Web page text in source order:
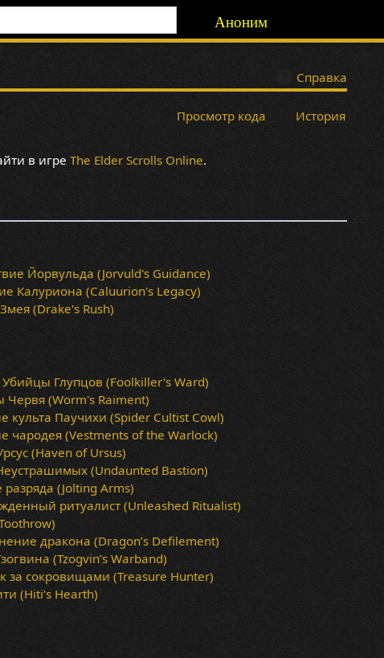
Аноним
Справка
Просмотр кода История
в игреThe Elder Scrolls Online.
Йорвульда (Jorvuld's Guidance)
Калуриона (Caluurion's Legacy)
(Drake's Rush)
Глупцов (Foolkiller's Ward)
(Worm's Raiment)
культа Паучихи (Spider Cultist Cowl)
чародея (Vestments of the Warlock)
(Haven of Ursus)
(Undaunted Bastion)
(Jolting Arms)
ритуалист (Unleashed Ritualist)
дракона (Dragon’s Defilement)
(Tzogvin’s Warband)
за сокровищами (Treasure Hunter)
(Hiti’s Hearth)